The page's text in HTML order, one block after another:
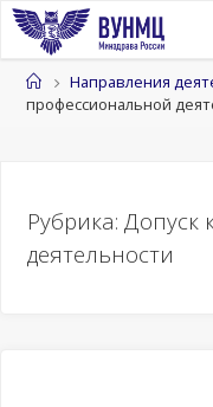
Перейти
содержимому
ГлавнаяНаправления
профессиональной
Рубрика: Допуск
деятельности